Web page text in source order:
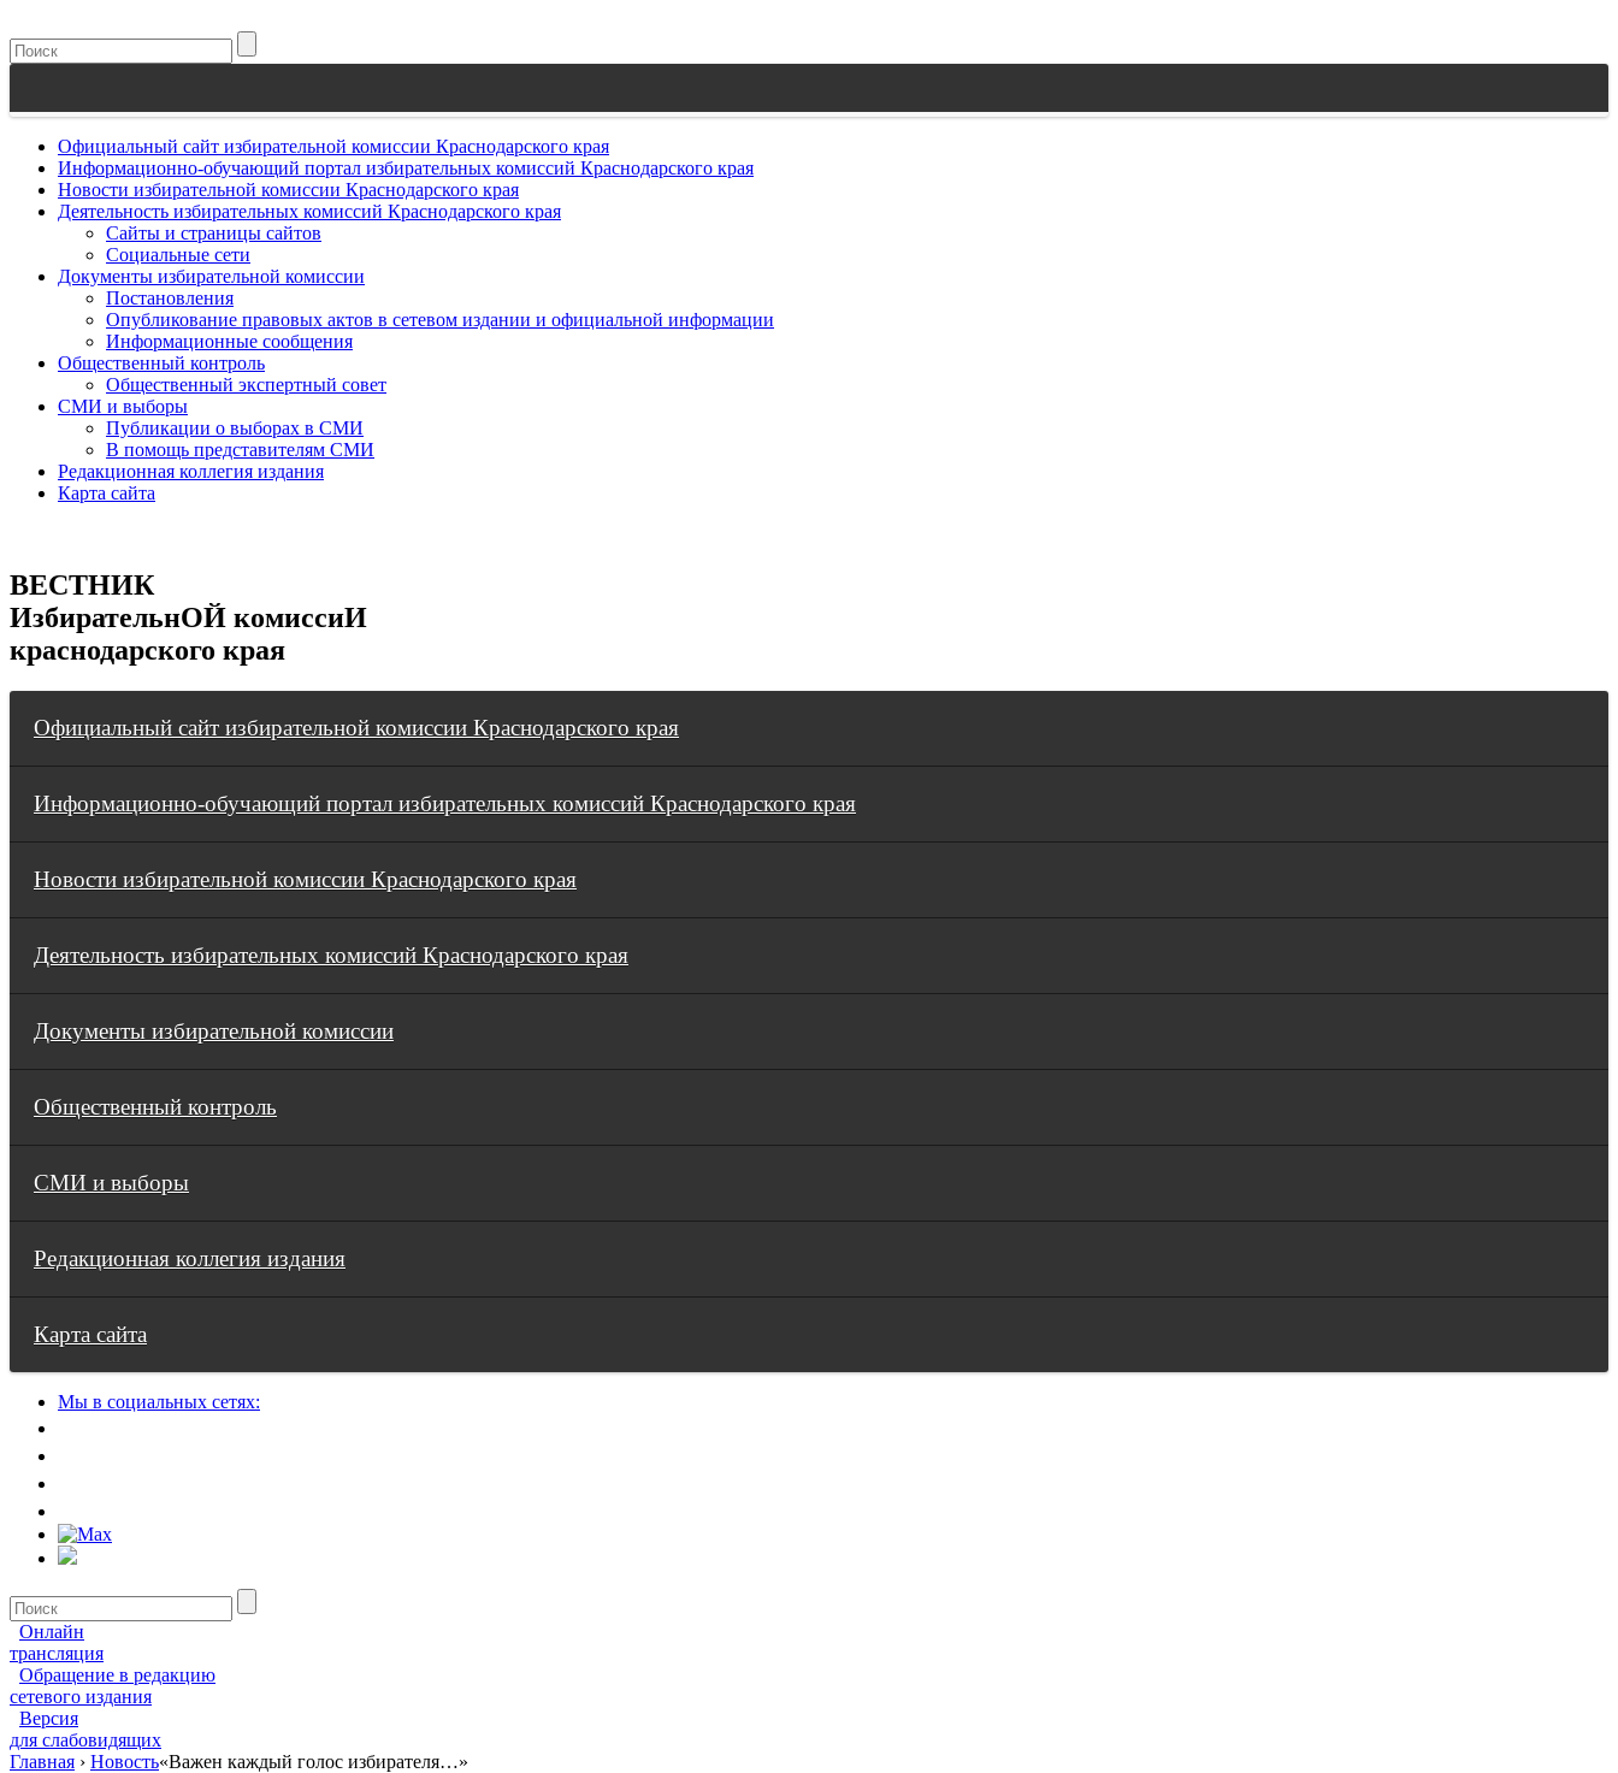
Официальный сайт избирательной комиссии Краснодарского края
Информационно-обучающий портал избирательных комиссий Краснодарского края
Новости избирательной комиссии Краснодарского края
Деятельность избирательных комиссий Краснодарского края
Сайты и страницы сайтов
Социальные сети
Документы избирательной комиссии
Постановления
Опубликование правовых актов в сетевом издании и официальной информации
Информационные сообщения
Общественный контроль
Общественный экспертный совет
СМИ и выборы
Публикации о выборах в СМИ
В помощь представителям СМИ
Редакционная коллегия издания
Карта сайта
ВЕСТНИК
ИзбирательнОЙ комиссиИ
краснодарского края
Официальный сайт избирательной комиссии Краснодарского края
Информационно-обучающий портал избирательных комиссий Краснодарского края
Новости избирательной комиссии Краснодарского края
Деятельность избирательных комиссий Краснодарского края
Документы избирательной комиссии
Общественный контроль
СМИ и выборы
Редакционная коллегия издания
Карта сайта
Мы в социальных сетях:
Онлайн
трансляция
Обращение в редакцию
сетевого издания
Версия
для слабовидящих
Главная › Новость«Важен каждый голос избирателя…»